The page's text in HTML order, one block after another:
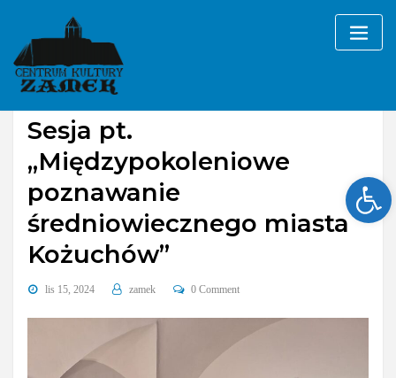
content
Galerie imprezy
Sesja pt.
„Międzypokoleniowe
poznawanie
średniowiecznego miasta
Kożuchów”
lis 15, 2024 zamek 0 Comment